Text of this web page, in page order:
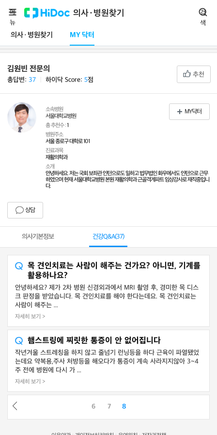
의사·병원찾기
의사·병원찾기 MY 닥터
메
뉴
검
색
김원빈 전문의
총답변: 37 하이닥 Score: 5점
추천
소속병원
서울대학교병원
총 추천수 :1
병원주소
서울 종로구 대학로 101
진료과목
재활의학과
소개
안녕하세요. 저는 국회 보좌관 인턴으로도 일하고 법무법인 화우에서도 인턴으로 근무
하였으며 현재 서울대학교병원 본원 재활의학과 근골격계파트 임상강사로 재직중입니
다.
상담
MY닥터
의사기본정보 건강Q&A(37)
목 견인치료는 사람이 해주는 건가요? 아니면, 기계를
활용하나요?
안녕하세요? 제가 2차 병원 신경외과에서 MRI 촬영 후, 경미한 목 디스
크 판정을 받았습니다. 목 견인치료를 해야 한다는데요. 목 견인치료는
사람이 해주는 ...
자세히 보기 >
햄스트링에 찌릿한 통증이 안 없어집니다
작년겨울 스트레칭을 하지 않고 줄넘기 런닝등을 하다 근육이 파열됐었
는데요 약복용,주사 처방등을 해오다가 통증이 계속 사라지지않아 3~4
주 전에 병원에 다시 가 ...
자세히 보기 >
6 7 8